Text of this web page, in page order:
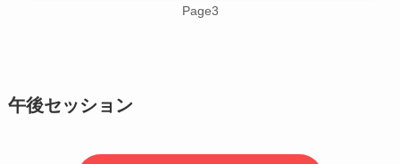
Page3
午後セッション